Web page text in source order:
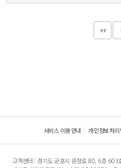
서비스 이용안내 개인정보처리
고객센터 : 경기도 군포시 광정로 80, 6층 603